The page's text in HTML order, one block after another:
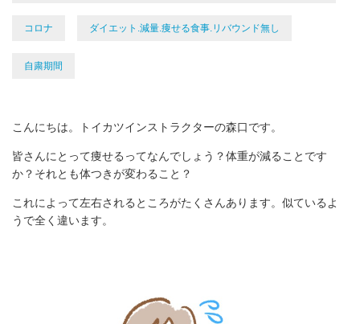
コロナ ダイエット.減量.痩せる食事.リバウンド無し
自粛期間
こんにちは。トイカツインストラクターの森口です。
皆さんにとって痩せるってなんでしょう？体重が減ることです
か？それとも体つきが変わること？
これによって左右されるところがたくさんあります。似ているよ
うで全く違います。